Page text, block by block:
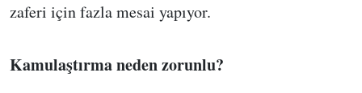
zaferi için fazla mesai yapıyor.
Kamulaştırma neden zorunlu?